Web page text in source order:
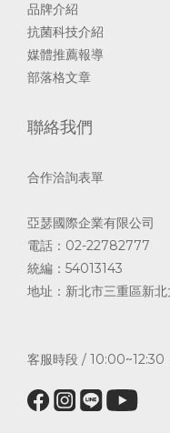
品牌介紹
抗菌科技介紹
媒體推薦報導
部落格文章
聯絡我們
合作洽詢表單
亞瑟國際企業有限公司
電話：02-22782777
統編：54013143
地址：新北市三重區新
客服時段 / 10:00~12:30